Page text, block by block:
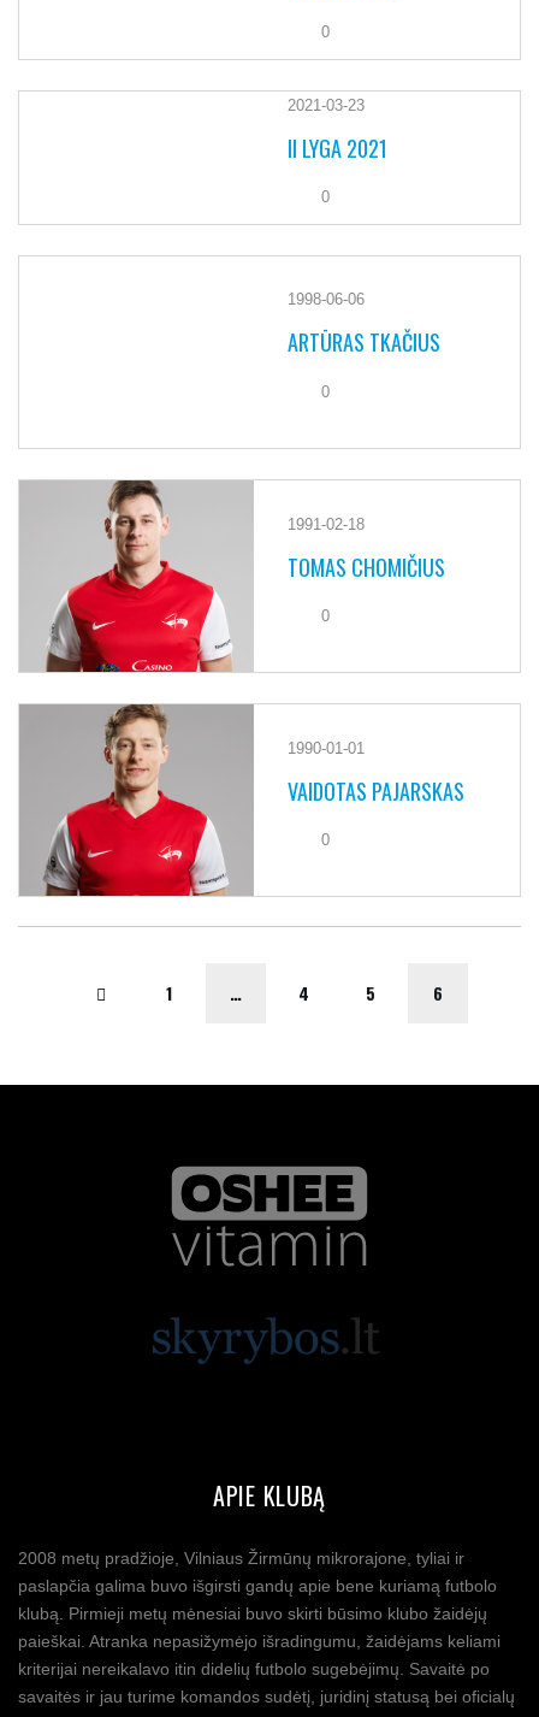
0
2021-03-23
II LYGA 2021
0
1998-06-06
ARTŪRAS TKAČIUS
0
1991-02-18
TOMAS CHOMIČIUS
0
1990-01-01
VAIDOTAS PAJARSKAS
0
1 … 4 5 6
APIE KLUBĄ
2008 metų pradžioje, Vilniaus Žirmūnų mikrorajone, tyliai ir
paslapčia galima buvo išgirsti gandų apie bene kuriamą futbolo
klubą. Pirmieji metų mėnesiai buvo skirti būsimo klubo žaidėjų
paieškai. Atranka nepasižymėjo išradingumu, žaidėjams keliami
kriterijai nereikalavo itin didelių futbolo sugebėjimų. Savaitė po
savaitės ir jau turime komandos sudėtį, juridinį statusą bei oficialų